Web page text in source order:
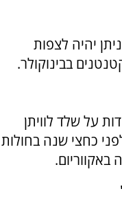
יהיה לצפות
בבינוקולר.
על שלד לוויתן
לפני כחצי שנה בחולות
באקווריום.